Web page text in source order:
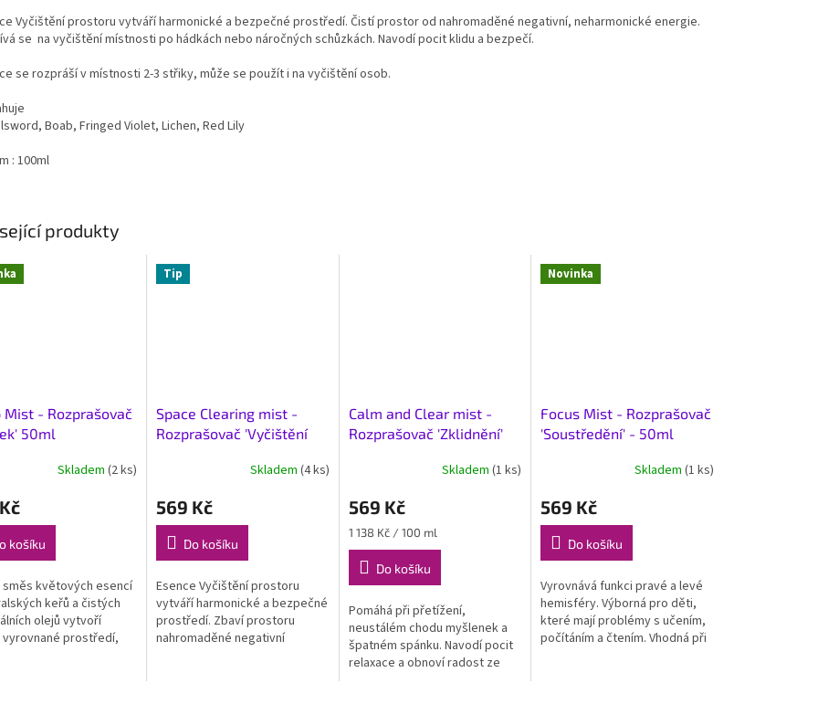
produkty
Mist - Rozprašovač
50ml
Skladem (2 ks)
košíku
směs květových esencí
keřů a čistých
olejů vytvoří
prostředí,
Tip
Space Clearing mist -
Rozprašovač 'Vyčištění
Skladem (4 ks)
569 Kč
Do košíku
Esence Vyčištění prostoru
vytváří harmonické a bezpečné
prostředí. Zbaví prostoru
nahromaděné negativní
Calm and Clear mist -
Rozprašovač 'Zklidnění'
Skladem(1 ks)
569 Kč
Měrná
cena:
1 138 Kč / 100 ml
Do košíku
Pomáhá při přetížení,
neustálém chodu myšlenek a
špatném spánku. Navodí pocit
relaxace a obnoví radost ze
Novinka
Focus Mist - Rozprašovač
'Soustředění' - 50ml
Skladem (1 ks)
569 Kč
Do košíku
Vyrovnává funkci pravé a levé
hemisféry. Výborná pro děti,
které mají problémy s učením,
počítáním a čtením. Vhodná při
Vyčištění prostoru vytváří harmonické a bezpečné prostředí. Čistí prostor od nahromaděné negativní, neharmonické energie.
se na vyčištění místnosti po hádkách nebo náročných schůzkách. Navodí pocit klidu a bezpečí.
se rozpráší v místnosti 2-3 střiky, může se použít i na vyčištění osob.
Boab, Fringed Violet, Lichen, Red Lily
: 100ml